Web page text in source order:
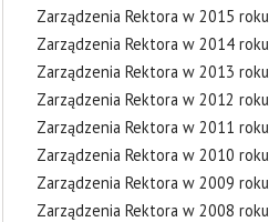
Zarządzenia Rektora w 2015 roku
Zarządzenia Rektora w 2014 roku
Zarządzenia Rektora w 2013 roku
Zarządzenia Rektora w 2012 roku
Zarządzenia Rektora w 2011 roku
Zarządzenia Rektora w 2010 roku
Zarządzenia Rektora w 2009 roku
Zarządzenia Rektora w 2008 roku